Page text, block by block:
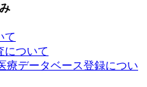
て
について
データベース登録につい